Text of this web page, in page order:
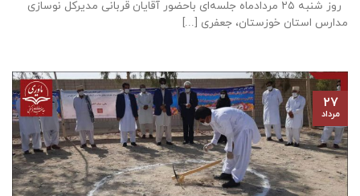
روز شنبه ۲۵ مردادماه جلسه‌ای باحضور آقايان قربانی مديركل نوسازی
مدارس استان خوزستان، جعفری [...]
۲۷
مرداد